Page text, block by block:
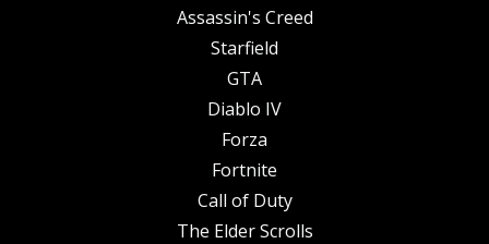
Assassin's Creed
Starfield
GTA
Diablo IV
Forza
Fortnite
Call of Duty
The Elder Scrolls